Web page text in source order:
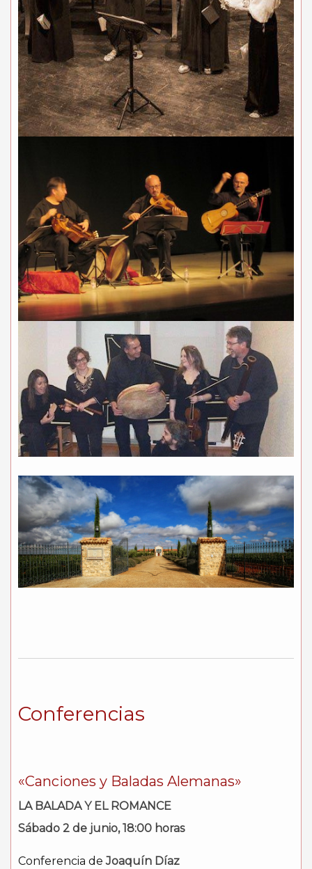
Conferencias
«Canciones y Baladas Alemanas»
LA BALADA Y EL ROMANCE
Sábado 2 de junio, 18:00 horas
Conferencia de Joaquín Díaz